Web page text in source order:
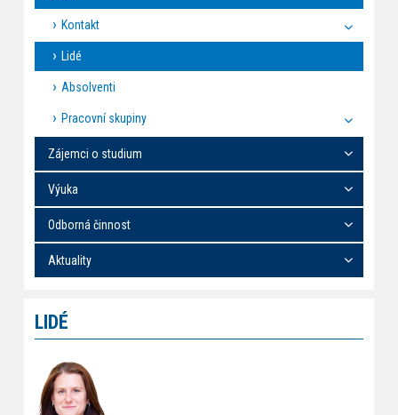
Kontakt
Lidé
Absolventi
Pracovní skupiny
Zájemci o studium
Výuka
Odborná činnost
Aktuality
LIDÉ